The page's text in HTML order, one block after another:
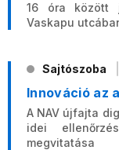
16 óra között
Vaskapu
Sajtószoba
Innováció az
A NAV újfajta
idei